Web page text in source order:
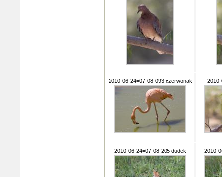
2010-06-24=07-08-093 czerwonak
2010-06-24=07-08-205 dudek 2010-